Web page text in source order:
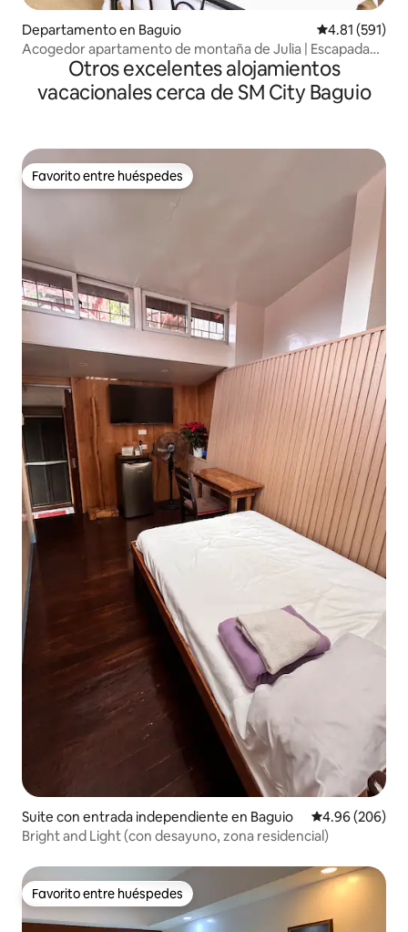
Departamento en Baguio Calificación
4.81 (591)
Acogedor apartamento de montaña de Julia | Escapada
en parejaOtros excelentes alojamientos
vacacionales cerca de SM City Baguio
Favorito entre huéspedes
Favorito entre huéspedes
Suite con entrada independiente en Baguio Calificación
4.96 (206)
Bright and Light (con desayuno, zona residencial)
Favorito entre huéspedes
Favorito entre huéspedes